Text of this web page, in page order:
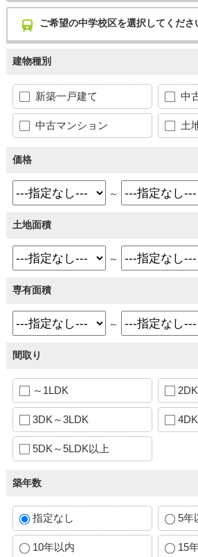
ご希望の中学校区を選択してくださ
建物種別
新築一戸建て 中
中古マンション 土
価格
～
土地面積
～
専有面積
～
間取り
～1LDK
3DK～3LDK
5DK～5LDK以上
築年数
指定なし 5年
10年以内 15